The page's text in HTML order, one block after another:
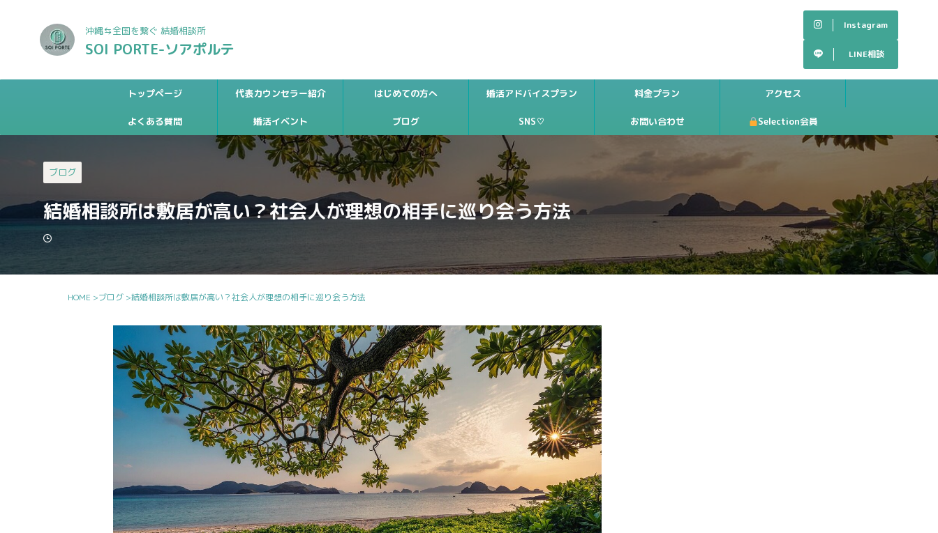
沖縄⇆全国を繋ぐ 結婚相談所
SOI PORTE-ソアポルテ
Instagram
LINE相談
トップページ 代表カウンセラー紹介 はじめての方へ 婚活アドバイスプラン 料金プラン アクセス
よくある質問 婚活イベント ブログ SNS♡ お問い合わせ Selection会員
ブログ
結婚相談所は敷居が高い？社会人が理想の相手に巡り会う方法
HOME >ブログ >結婚相談所は敷居が高い？社会人が理想の相手に巡り会う方法